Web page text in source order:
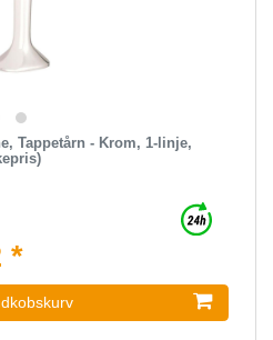
Tappetårn - Krom, 1-linje,
*